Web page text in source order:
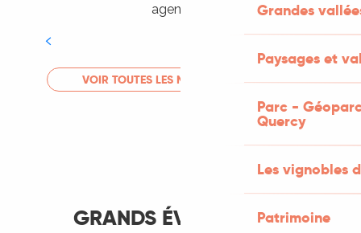
Grandes
Paysages et
Parc -
Quercy
Les vignobles
Patrimoine
agendas !
LIRE LA SUITE
VOIR TOUTES LES MANIFESTATIONS
GRANDS ÉVÈNEMENTS